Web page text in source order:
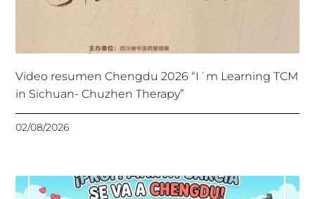
Video resumen Chengdu 2026 “I´m Learning TCM
in Sichuan- Chuzhen Therapy”
02/08/2026